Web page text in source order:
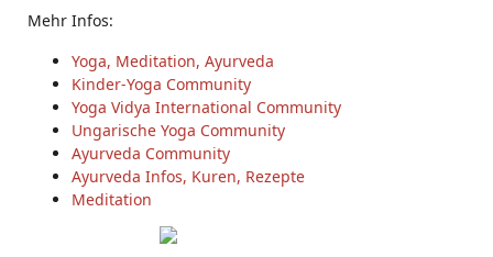
Mehr Infos:
Yoga, Meditation, Ayurveda
Kinder-Yoga Community
Yoga Vidya International Community
Ungarische Yoga Community
Ayurveda Community
Ayurveda Infos, Kuren, Rezepte
Meditation